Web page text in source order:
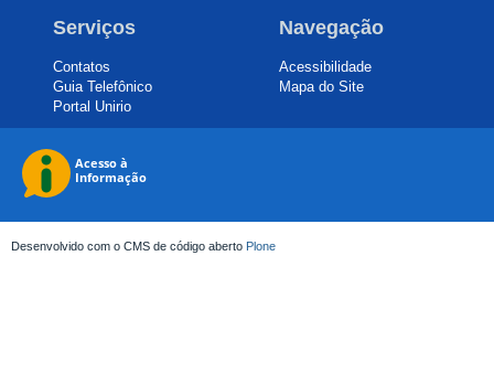
Serviços
Contatos
Guia Telefônico
Portal Unirio
Navegação
Acessibilidade
Mapa do Site
Desenvolvido com o CMS de código aberto Plone